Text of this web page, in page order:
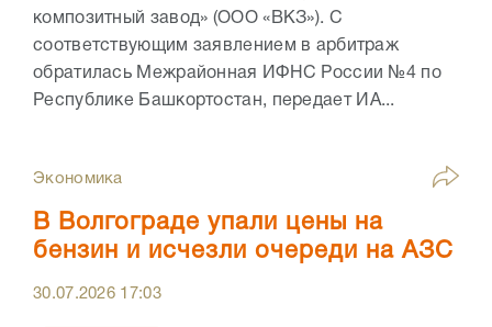
композитный завод» (ООО «ВКЗ»). С
соответствующим заявлением в арбитраж
обратилась Межрайонная ИФНС России №4 по
Республике Башкортостан, передает ИА...
Экономика
В Волгограде упали цены на
бензин и исчезли очереди на АЗС
30.07.2026 17:03